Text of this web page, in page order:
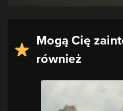
Mogą Cię
również